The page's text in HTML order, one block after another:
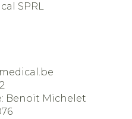
SPRL
Benoit Michelet